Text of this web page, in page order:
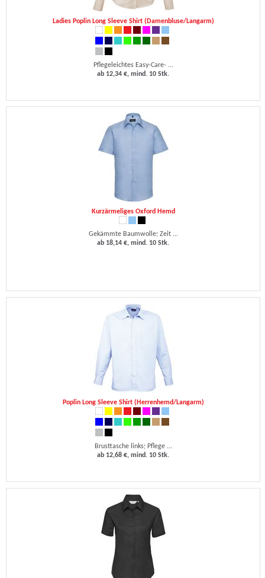
Ladies Poplin Long Sleeve Shirt (Damenbluse/Langarm)
Pflegeleichtes Easy-Care- ...
ab 12,34 €, mind. 10 Stk.
Kurzärmeliges Oxford Hemd
Gekämmte Baumwolle; Zeit ...
ab 18,14 €, mind. 10 Stk.
Poplin Long Sleeve Shirt (Herrenhemd/Langarm)
Brusttasche links; Pflege ...
ab 12,68 €, mind. 10 Stk.